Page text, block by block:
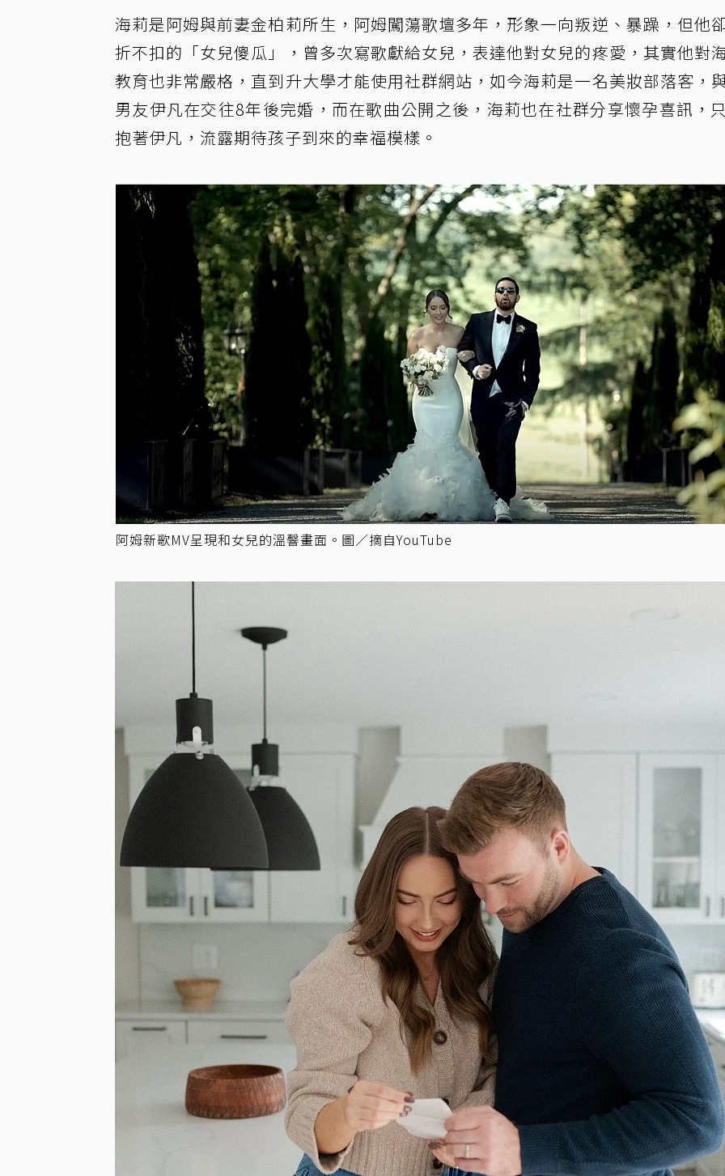
海莉是阿姆與前妻金柏莉所生，阿姆闖蕩歌壇多年，形象一向叛逆、暴躁，但他
折不扣的「女兒傻瓜」，曾多次寫歌獻給女兒，表達他對女兒的疼愛，其實他對
教育也非常嚴格，直到升大學才能使用社群網站，如今海莉是一名美妝部落客，
男友伊凡在交往8年後完婚，而在歌曲公開之後，海莉也在社群分享懷孕喜訊，
抱著伊凡，流露期待孩子到來的幸福模樣。
阿姆新歌MV呈現和女兒的溫韾畫面。圖／摘自YouTube